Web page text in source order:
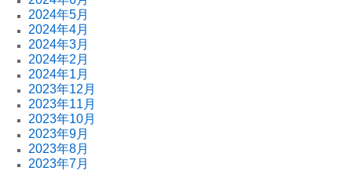
2024年5月
2024年4月
2024年3月
2024年2月
2024年1月
2023年12月
2023年11月
2023年10月
2023年9月
2023年8月
2023年7月